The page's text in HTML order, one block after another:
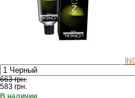
663 грн.
583 грн.
В наличии